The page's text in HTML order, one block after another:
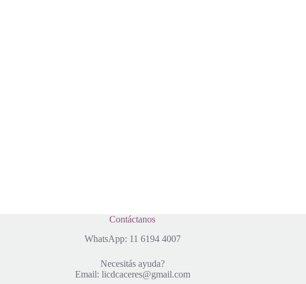
Contáctanos
WhatsApp: 11 6194 4007
Necesitás ayuda?
Email: licdcaceres@gmail.com